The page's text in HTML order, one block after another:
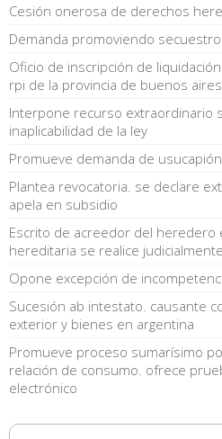
Cesión onerosa de derechos
Demanda promoviendo
Oficio de inscripción de
rpi de la provincia de buenos aires
Interpone recurso extraordinario
inaplicabilidad de la ley
Promueve demanda de
Plantea revocatoria. se declare
apela en subsidio
Escrito de acreedor del heredero
hereditaria se realice
Opone excepción de
Sucesión ab intestato. causante
exterior y bienes en argentina
Promueve proceso sumarísimo
relación de consumo. ofrece
electrónico